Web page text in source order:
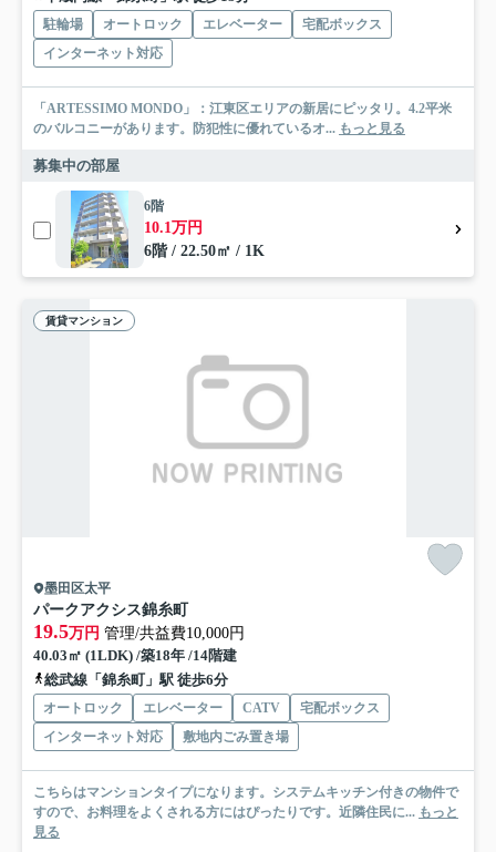
駐輪場 オートロック エレベーター
宅配ボックス
インターネット対応
「ARTESSIMO MONDO」：江東区エリアの新居にピッタリ。4.2平米
のバルコニーがあります。防犯性に優れているオ... もっと見る
募集中の部屋
6階
10.1万円
6階 / 22.50㎡ / 1K
賃貸マンション
墨田区太平
パークアクシス錦糸町
19.5万円 管理/共益費10,000円
40.03㎡ (1LDK) /築18年 /14階建
総武線「錦糸町」駅 徒歩6分
オートロック エレベーター CATV
宅配ボックス
インターネット対応
敷地内ごみ置き場
こちらはマンションタイプになります。システムキッチン付きの物件で
すので、お料理をよくされる方にはぴったりです。近隣住民に... もっと
見る